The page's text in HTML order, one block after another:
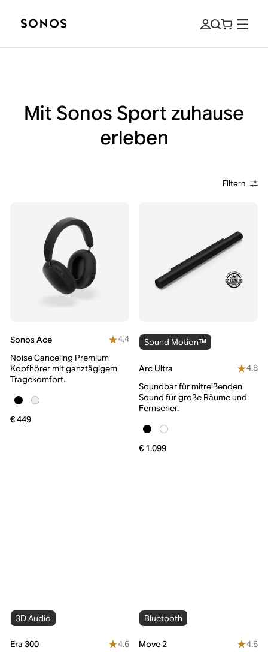
Mit Sonos Sport zuhause
erleben
Filtern
Sonos Ace
4.4
Noise Canceling Premium
Kopfhörer mit ganztägigem
Tragekomfort.
€ 449
Sound Motion™
Arc Ultra
4.8
Soundbar für mitreißenden
Sound für große Räume und
Fernseher.
€ 1.099
3D Audio
Era 300
4.6
Bluetooth
Move 2
4.6